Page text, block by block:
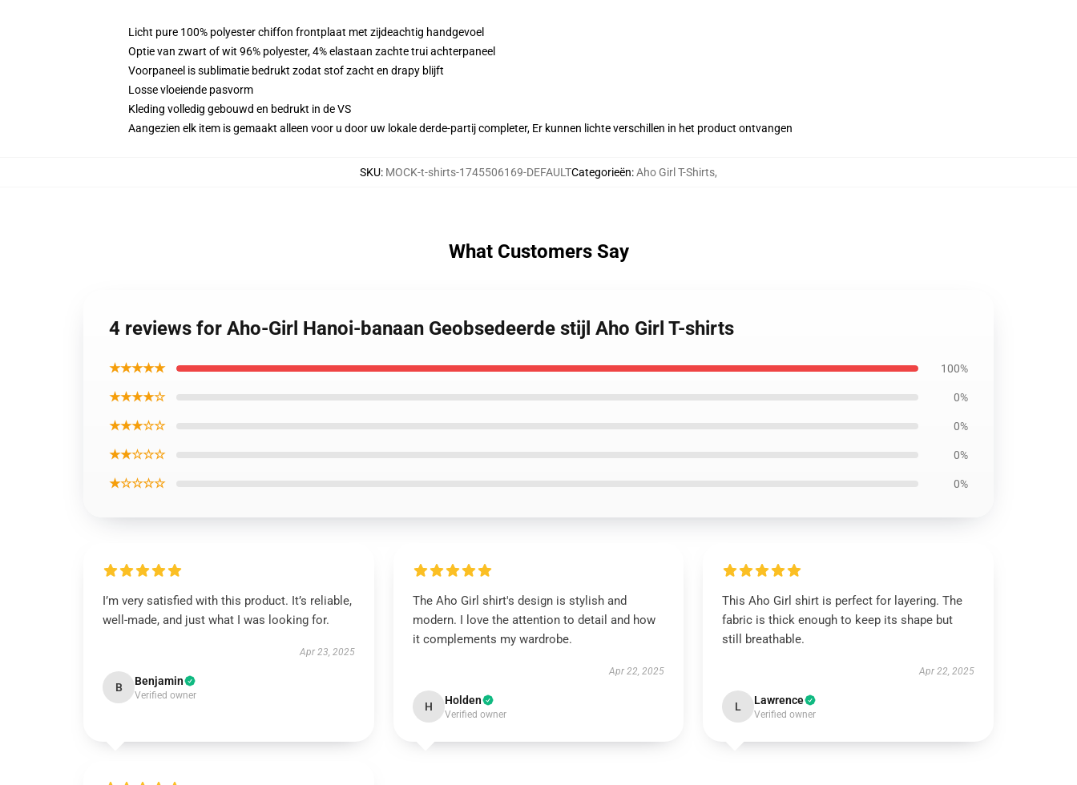
Licht pure 100% polyester chiffon frontplaat met zijdeachtig handgevoel
Optie van zwart of wit 96% polyester, 4% elastaan zachte trui achterpaneel
Voorpaneel is sublimatie bedrukt zodat stof zacht en drapy blijft
Losse vloeiende pasvorm
Kleding volledig gebouwd en bedrukt in de VS
Aangezien elk item is gemaakt alleen voor u door uw lokale derde-partij completer, Er kunnen lichte verschillen in het product ontvangen
SKU: MOCK-t-shirts-1745506169-DEFAULTCategorieën:Aho Girl T-Shirts,
What Customers Say
4 reviews for Aho-Girl Hanoi-banaan Geobsedeerde stijl Aho Girl T-shirts
★★★★★ 100%
★★★★☆ 0%
★★★☆☆ 0%
★★☆☆☆ 0%
★☆☆☆☆ 0%
I’m very satisfied with this product. It’s reliable,
well-made, and just what I was looking for.
Apr 23, 2025
B Benjamin
Verified owner
The Aho Girl shirt's design is stylish and
modern. I love the attention to detail and how
it complements my wardrobe.
Apr 22, 2025
H Holden
Verified owner
This Aho Girl shirt is perfect for layering. The
fabric is thick enough to keep its shape but
still breathable.
Apr 22, 2025
L Lawrence
Verified owner